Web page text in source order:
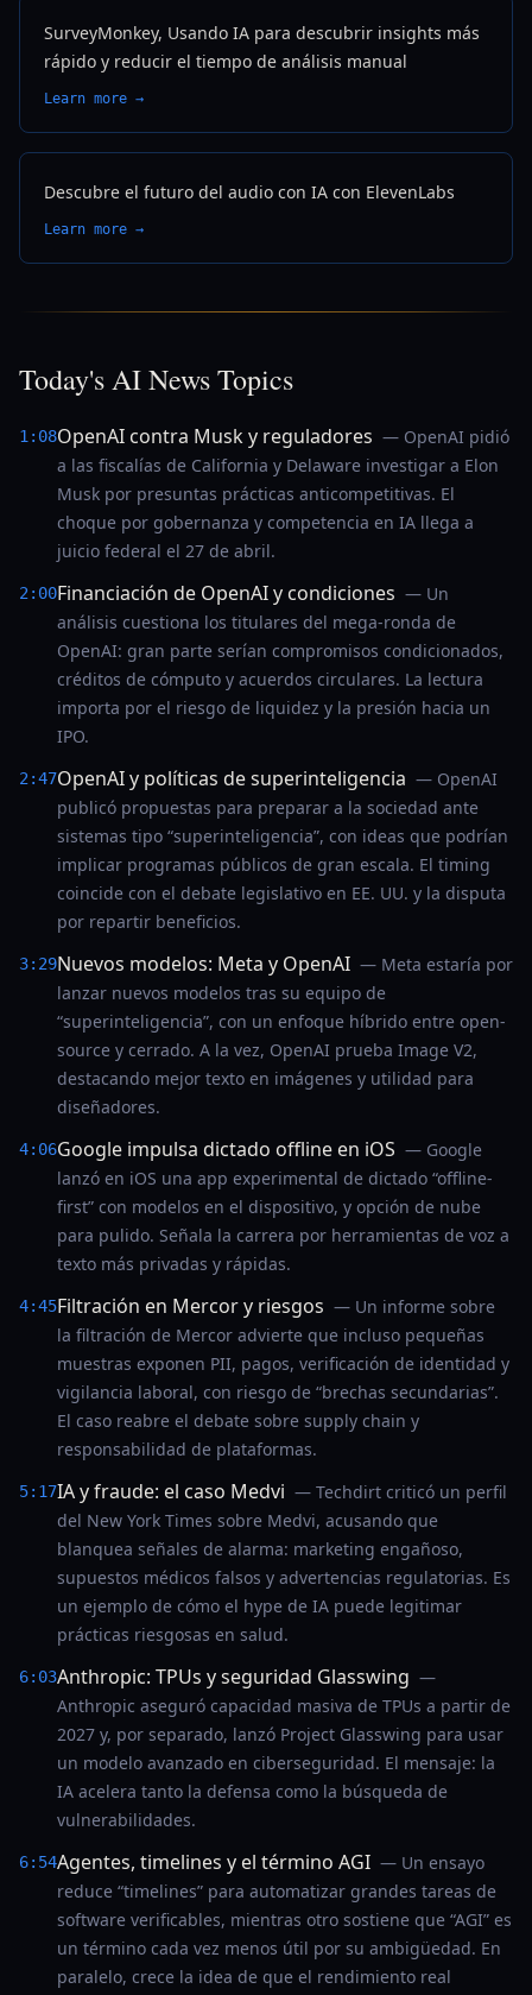
SurveyMonkey, Usando IA para descubrir insights más
rápido y reducir el tiempo de análisis manual
Learn more →
Descubre el futuro del audio con IA con ElevenLabs
Learn more →
Today's AI News Topics
1:08OpenAI contra Musk y reguladores — OpenAI pidió
a las fiscalías de California y Delaware investigar a Elon
Musk por presuntas prácticas anticompetitivas. El
choque por gobernanza y competencia en IA llega a
juicio federal el 27 de abril.
2:00Financiación de OpenAI y condiciones — Un
análisis cuestiona los titulares del mega-ronda de
OpenAI: gran parte serían compromisos condicionados,
créditos de cómputo y acuerdos circulares. La lectura
importa por el riesgo de liquidez y la presión hacia un
IPO.
2:47OpenAI y políticas de superinteligencia — OpenAI
publicó propuestas para preparar a la sociedad ante
sistemas tipo “superinteligencia”, con ideas que podrían
implicar programas públicos de gran escala. El timing
coincide con el debate legislativo en EE. UU. y la disputa
por repartir beneficios.
3:29Nuevos modelos: Meta y OpenAI — Meta estaría por
lanzar nuevos modelos tras su equipo de
“superinteligencia”, con un enfoque híbrido entre open-
source y cerrado. A la vez, OpenAI prueba Image V2,
destacando mejor texto en imágenes y utilidad para
diseñadores.
4:06Google impulsa dictado offline en iOS — Google
lanzó en iOS una app experimental de dictado “offline-
first” con modelos en el dispositivo, y opción de nube
para pulido. Señala la carrera por herramientas de voz a
texto más privadas y rápidas.
4:45Filtración en Mercor y riesgos — Un informe sobre
la filtración de Mercor advierte que incluso pequeñas
muestras exponen PII, pagos, verificación de identidad y
vigilancia laboral, con riesgo de “brechas secundarias”.
El caso reabre el debate sobre supply chain y
responsabilidad de plataformas.
5:17IA y fraude: el caso Medvi — Techdirt criticó un perfil
del New York Times sobre Medvi, acusando que
blanquea señales de alarma: marketing engañoso,
supuestos médicos falsos y advertencias regulatorias. Es
un ejemplo de cómo el hype de IA puede legitimar
prácticas riesgosas en salud.
6:03Anthropic: TPUs y seguridad Glasswing —
Anthropic aseguró capacidad masiva de TPUs a partir de
2027 y, por separado, lanzó Project Glasswing para usar
un modelo avanzado en ciberseguridad. El mensaje: la
IA acelera tanto la defensa como la búsqueda de
vulnerabilidades.
6:54Agentes, timelines y el término AGI — Un ensayo
reduce “timelines” para automatizar grandes tareas de
software verificables, mientras otro sostiene que “AGI” es
un término cada vez menos útil por su ambigüedad. En
paralelo, crece la idea de que el rendimiento real